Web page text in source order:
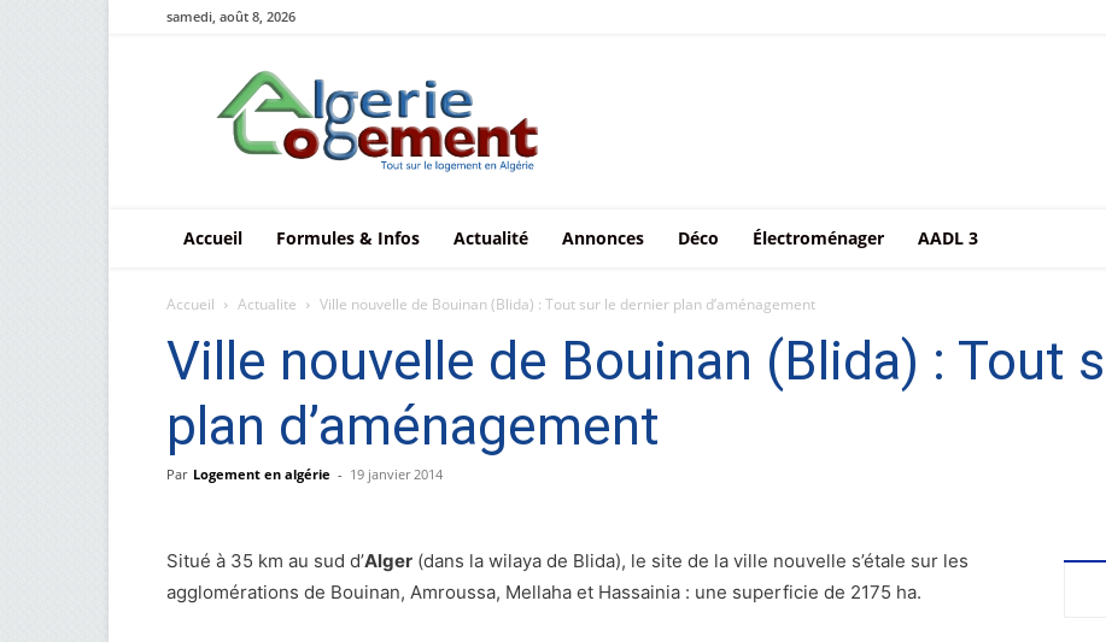
samedi, août 8, 2026
Le
logement
en
Algérie
Accueil Formules & Infos Actualité Annonces Déco Électroménager AADL 3
Accueil Actualite Ville nouvelle de Bouinan (Blida) : Tout sur le dernier plan d’aménagement
Ville nouvelle de Bouinan (Blida) : Tout
plan d’aménagement
Par Logement en algérie - 19 janvier 2014
Situé à 35 km au sud d’Alger (dans la wilaya de Blida), le site de la ville nouvelle s’étale sur les
agglomérations de Bouinan, Amroussa, Mellaha et Hassainia : une superficie de 2175 ha.